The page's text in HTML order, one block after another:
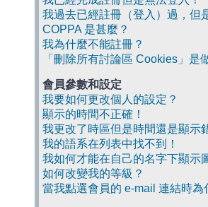
我過去已經註冊（登入）過，但
COPPA 是甚麼？
我為什麼不能註冊？
「刪除所有討論區 Cookies」是
會員參數和設定
我要如何更改個人的設定？
顯示的時間不正確！
我更改了時區但是時間還是顯示
我的語系在列表中找不到！
我如何才能在自己的名字下顯示
如何改變我的等級？
當我點選會員的 e-mail 連結時為